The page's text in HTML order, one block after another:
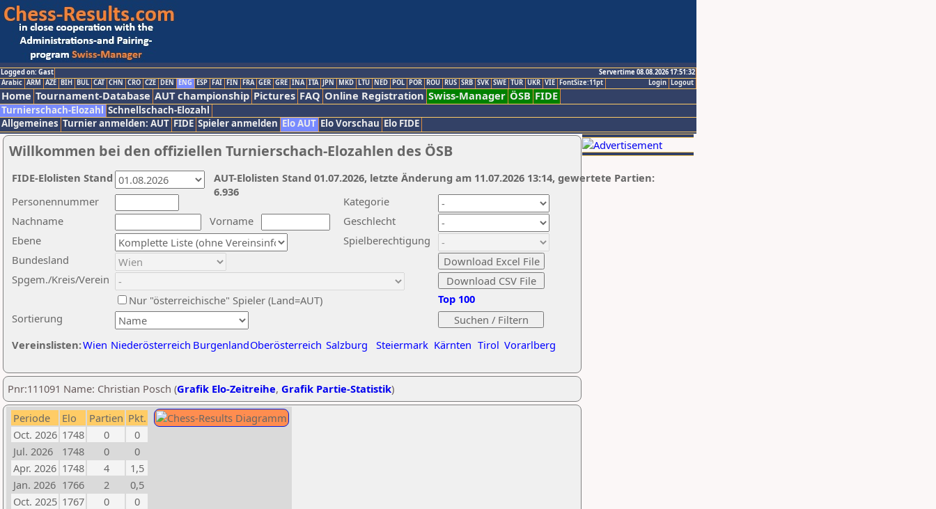
Logged on: Gast
Servertime 08.08.2026 17:51:32
Logout
Login
Arabic ARM AZE BIH BUL CAT CHN CRO CZE DEN ENG ESP FAI FIN FRA GER GRE INA ITA JPN MKD LTU NED POL POR ROU RUS SRB SVK SWE TUR UKR VIE FontSize:11pt
Home Tournament-Database AUT championship Pictures FAQ Online Registration Swiss-Manager ÖSB FIDE
Turnierschach-Elozahl Schnellschach-Elozahl
Allgemeines Turnier anmelden: AUT FIDE Spieler anmelden Elo AUT Elo Vorschau Elo FIDE
Willkommen bei den offiziellen Turnierschach-Elozahlen des ÖSB
Nachname
Vorname
Ebene
Kategorie
Sortierung
Personennummer
Bundesland
Spgem./Kreis/Verein
Geschlecht
Nur "österreichische" Spieler (Land=AUT)
Spielberechtigung
Vereinslisten:Wien Niederösterreich BurgenlandOberösterreich Salzburg Steiermark Kärnten Tirol Vorarlberg
Top 100
AUT-Elolisten Stand 01.07.2026, letzte Änderung am 11.07.2026 13:14, gewertete Partien:
6.936
FIDE-Elolisten Stand
Pnr:111091 Name: Christian Posch (Grafik Elo-Zeitreihe, Grafik Partie-Statistik)
Periode Elo Partien Pkt.
Oct. 2026 1748 0
0
Jul. 2026
1748 0
0
Apr. 2026 1748 4
1,5
Jan. 2026 1766 2
0,5
Oct. 2025 1767 0
0